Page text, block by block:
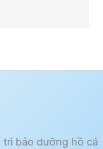
trì bảo dưỡng hồ cá